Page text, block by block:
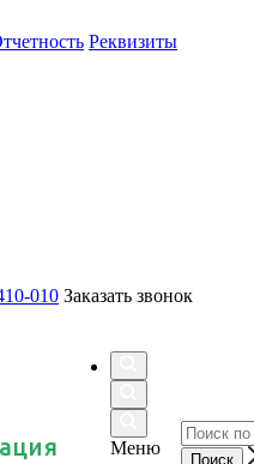
Реквизиты
010 Заказать звонок
Меню